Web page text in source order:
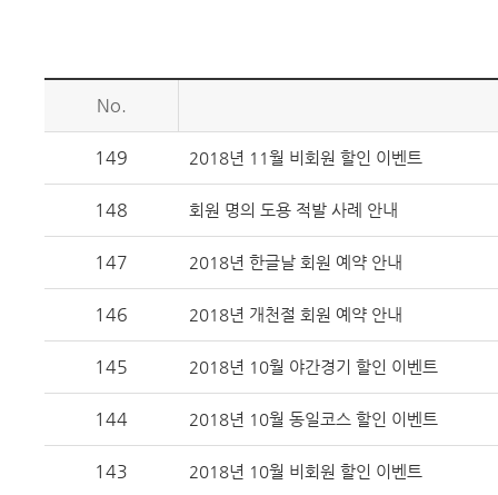
No.
149 2018년 11월 비회원 할인 이벤트
148 회원 명의 도용 적발 사례 안내
147 2018년 한글날 회원 예약 안내
146 2018년 개천절 회원 예약 안내
145 2018년 10월 야간경기 할인 이벤트
144 2018년 10월 동일코스 할인 이벤트
143 2018년 10월 비회원 할인 이벤트